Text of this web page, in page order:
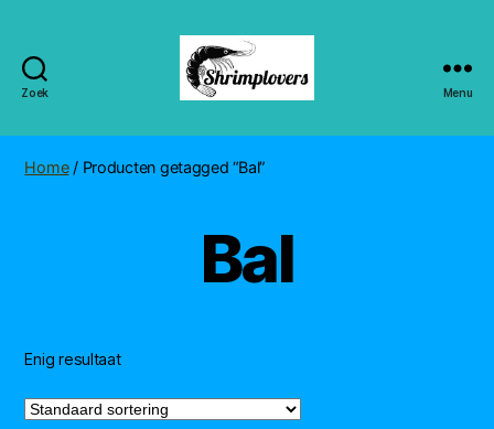
Zoek Menu
Home/ Producten getagged “Bal”
Bal
Enig resultaat